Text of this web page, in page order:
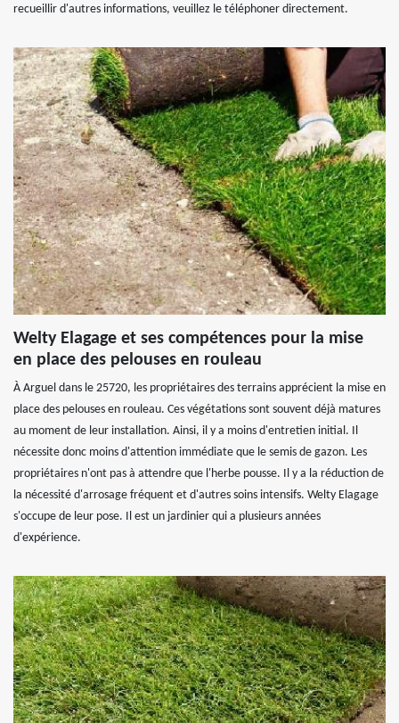
recueillir d'autres informations, veuillez le téléphoner directement.
Welty Elagage et ses compétences pour la mise
en place des pelouses en rouleau
À Arguel dans le 25720, les propriétaires des terrains apprécient la mise en
place des pelouses en rouleau. Ces végétations sont souvent déjà matures
au moment de leur installation. Ainsi, il y a moins d'entretien initial. Il
nécessite donc moins d'attention immédiate que le semis de gazon. Les
propriétaires n'ont pas à attendre que l'herbe pousse. Il y a la réduction de
la nécessité d'arrosage fréquent et d'autres soins intensifs. Welty Elagage
s'occupe de leur pose. Il est un jardinier qui a plusieurs années
d'expérience.